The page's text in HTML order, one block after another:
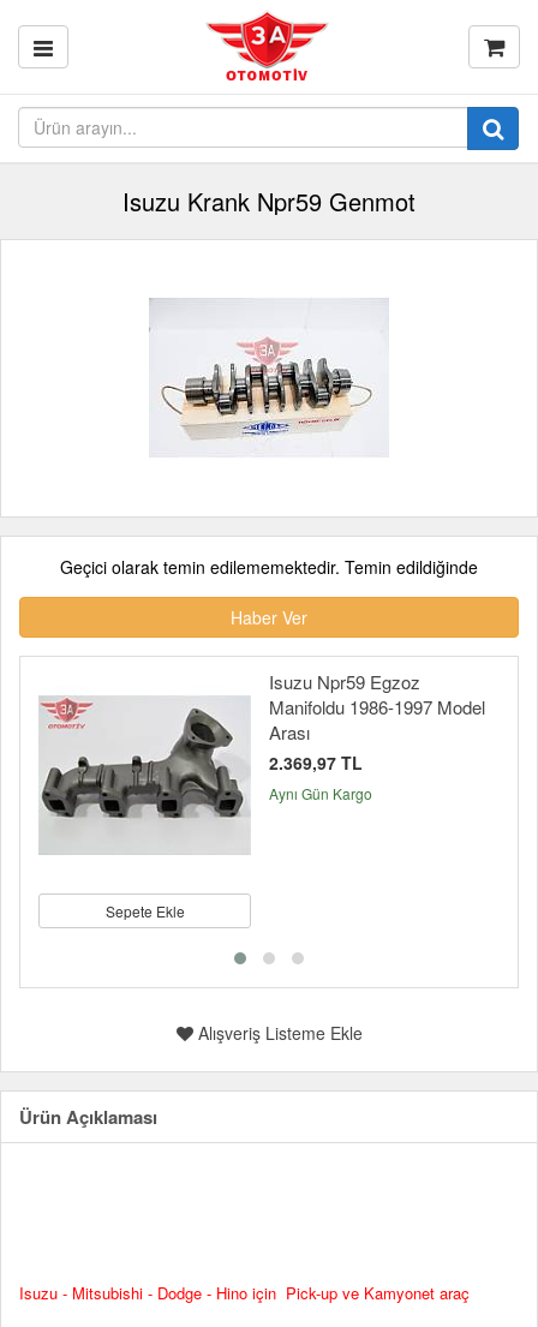
Isuzu Krank Npr59 Genmot
Geçici olarak temin edilememektedir. Temin edildiğinde
Haber Ver
Sepete Ekle
Isuzu Npr59 Egzoz
Manifoldu 1986-1997 Model
Arası
2.369,97 TL
Aynı Gün Kargo
Alışveriş Listeme Ekle
Ürün Açıklaması
Isuzu - Mitsubishi - Dodge - Hino için Pick-up ve Kamyonet araç